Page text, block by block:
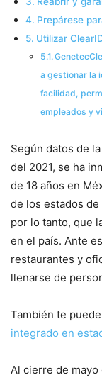
Prepárese
Utilizar
a gestionar la
facilidad,
empleados y
Según datos de
del 2021, se ha
de 18 años en
de los estados
por lo tanto, que
en el país. Ante
restaurantes y
llenarse de
También te
integrado en
Al cierre de